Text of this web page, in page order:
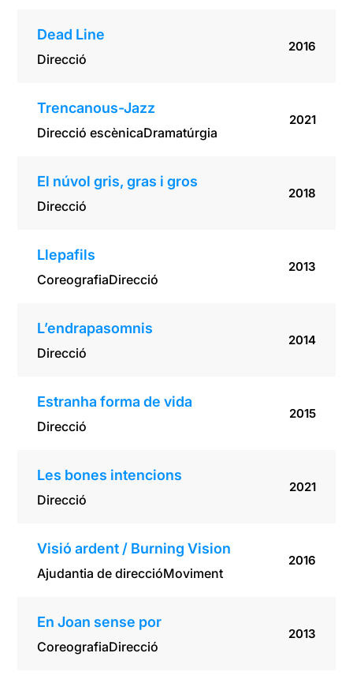
Dead Line
Direcció
2016
Trencanous-Jazz
Direcció escènicaDramatúrgia
2021
El núvol gris, gras i gros
Direcció
2018
Llepafils
CoreografiaDirecció
2013
L’endrapasomnis
Direcció
2014
Estranha forma de vida
Direcció
2015
Les bones intencions
Direcció
2021
Visió ardent / Burning Vision
Ajudantia de direccióMoviment
2016
En Joan sense por
CoreografiaDirecció
2013